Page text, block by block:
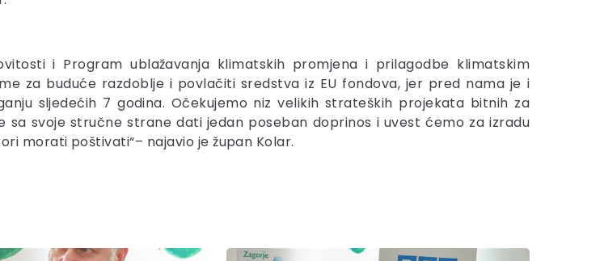
i Program ublažavanja klimatskih promjena i prilagodbe klimatskim
za buduće razdoblje i povlačiti sredstva iz EU fondova, jer pred nama je i
sljedećih 7 godina. Očekujemo niz velikih strateških projekata bitnih za
sa svoje stručne strane dati jedan poseban doprinos i uvest ćemo za izradu
morati poštivati“– najavio je župan Kolar.